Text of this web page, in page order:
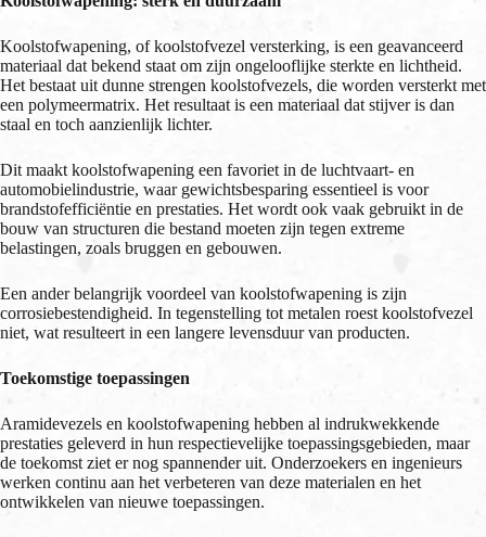
Koolstofwapening, of koolstofvezel versterking, is een geavanceerd
materiaal dat bekend staat om zijn ongelooflijke sterkte en lichtheid.
Het bestaat uit dunne strengen koolstofvezels, die worden versterkt met
een polymeermatrix. Het resultaat is een materiaal dat stijver is dan
staal en toch aanzienlijk lichter.
Dit maakt koolstofwapening een favoriet in de luchtvaart- en
automobielindustrie, waar gewichtsbesparing essentieel is voor
brandstofefficiëntie en prestaties. Het wordt ook vaak gebruikt in de
bouw van structuren die bestand moeten zijn tegen extreme
belastingen, zoals bruggen en gebouwen.
Een ander belangrijk voordeel van koolstofwapening is zijn
corrosiebestendigheid. In tegenstelling tot metalen roest koolstofvezel
niet, wat resulteert in een langere levensduur van producten.
Toekomstige toepassingen
Aramidevezels en koolstofwapening hebben al indrukwekkende
prestaties geleverd in hun respectievelijke toepassingsgebieden, maar
de toekomst ziet er nog spannender uit. Onderzoekers en ingenieurs
werken continu aan het verbeteren van deze materialen en het
ontwikkelen van nieuwe toepassingen.